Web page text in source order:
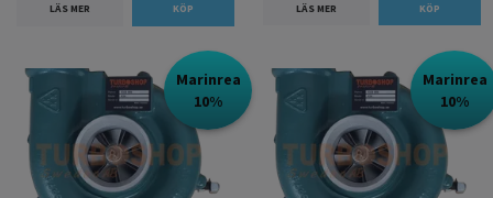
LÄS MER LÄS MER
Marinrea
10%
Marinrea
10%